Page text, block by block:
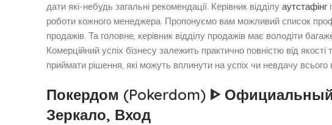
дати які-небудь загальні рекомендації. Керівник відділу аутстафінг
роботи кожного менеджера. Пропонуємо вам можливий список
продажів. Та головне, керівник відділу продажів має володіти
Комерційний успіх бізнесу залежить практично повністю від
приймати рішення, які можуть вплинути на успіх чи невдачу всього
Покердом (Pokerdom) ᐈ
Зеркало, Вход